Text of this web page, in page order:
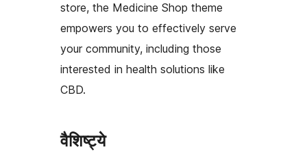
store, the Medicine Shop theme
empowers you to effectively serve
your community, including those
interested in health solutions like
CBD.
वैशिष्ट्ये